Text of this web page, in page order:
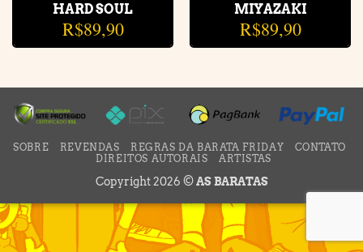
HARD SOUL
R$89,90
MIYAZAKI
R$89,90
SOBRE REVENDAS REGRAS DA BARATA FRIDAY
CONTATO
DIREITOS AUTORAIS
ARTISTAS
Copyright 2026 ©AS BARATAS